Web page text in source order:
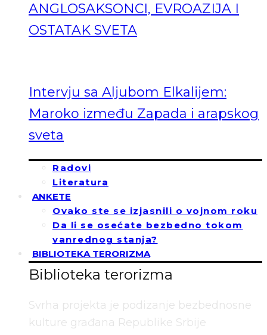
ANGLOSAKSONCI, EVROAZIJA I
OSTATAK SVETA
Intervju sa Aljubom Elkalijem:
Maroko između Zapada i arapskog
sveta
Radovi
Literatura
ANKETE
Ovako ste se izjasnili o vojnom roku
Da li se osećate bezbedno tokom
vanrednog stanja?
BIBLIOTEKA TERORIZMA
Biblioteka terorizma
Svrha projekta je podizanje bezbednosne
kulture građana Republike Srbije